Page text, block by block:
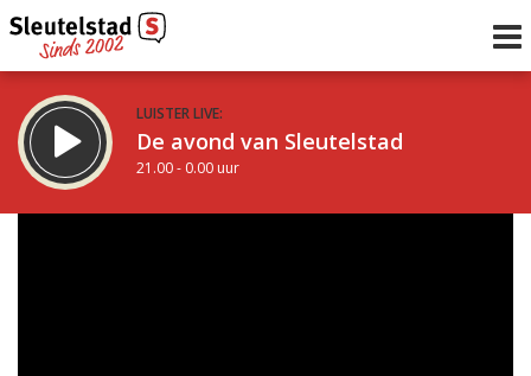
LUISTER LIVE:
De avond van Sleutelstad
21.00 - 0.00 uur